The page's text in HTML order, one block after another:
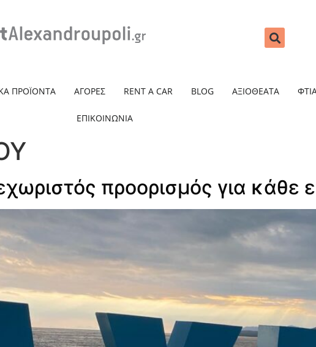
ΠΡΟΪΟΝΤΑ ΑΓΟΡΕΣ RENT A CAR BLOG ΑΞΙΟΘΕΑΤΑ
ΕΠΙΚΟΙΝΩΝΙΑ
προορισμός για κάθε